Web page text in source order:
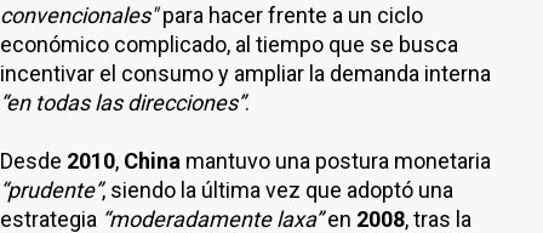
convencionales"para hacer frente a un ciclo
económico complicado, al tiempo que se busca
incentivar el consumo y ampliar la demanda interna
“en todas las direcciones”.
Desde 2010, China mantuvo una postura monetaria
“prudente”, siendo la última vez que adoptó una
estrategia “moderadamente laxa”en 2008, tras la